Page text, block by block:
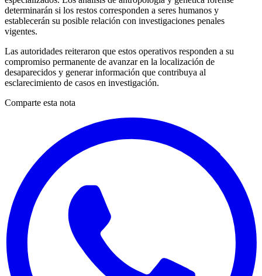
determinarán si los restos corresponden a seres humanos y
establecerán su posible relación con investigaciones penales
vigentes.
Las autoridades reiteraron que estos operativos responden a su
compromiso permanente de avanzar en la localización de
desaparecidos y generar información que contribuya al
esclarecimiento de casos en investigación.
Comparte esta nota